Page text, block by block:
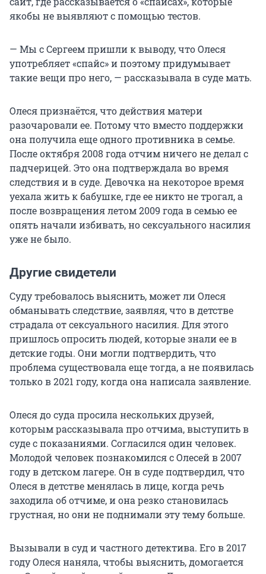
якобы не выявляют с помощью тестов.
— Мы с Сергеем пришли к выводу, что Олеся
употребляет «спайс» и поэтому придумывает
такие вещи про него, — рассказывала в суде мать.
Олеся признаётся, что действия матери
разочаровали ее. Потому что вместо поддержки
она получила еще одного противника в семье.
После октября 2008 года отчим ничего не делал с
падчерицей. Это она подтверждала во время
следствия и в суде. Девочка на некоторое время
уехала жить к бабушке, где ее никто не трогал, а
после возвращения летом 2009 года в семью ее
опять начали избивать, но сексуального насилия
уже не было.
Другие свидетели
Суду требовалось выяснить, может ли Олеся
обманывать следствие, заявляя, что в детстве
страдала от сексуального насилия. Для этого
пришлось опросить людей, которые знали ее в
детские годы. Они могли подтвердить, что
проблема существовала еще тогда, а не появилась
только в 2021 году, когда она написала заявление.
Олеся до суда просила нескольких друзей,
которым рассказывала про отчима, выступить в
суде с показаниями. Согласился один человек.
Молодой человек познакомился с Олесей в 2007
году в детском лагере. Он в суде подтвердил, что
Олеся в детстве менялась в лице, когда речь
заходила об отчиме, и она резко становилась
грустная, но они не поднимали эту тему больше.
Вызывали в суд и частного детектива. Его в 2017
году Олеся наняла, чтобы выяснить, домогается